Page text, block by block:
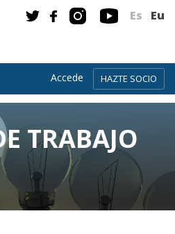
Es Eu
Accede HAZTE SOCIO
TRABAJO